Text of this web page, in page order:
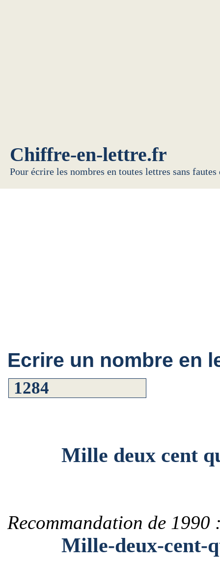
Chiffre-en-lettre.fr
Pour écrire les nombres en toutes lettres sans
Ecrire un nombre en
Mille deux cent
Recommandation de 1990
Mille-deux-cent-